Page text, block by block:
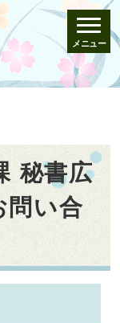
メニュー
秘書広
問い合